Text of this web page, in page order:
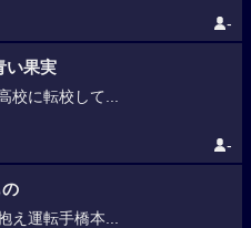
-
い果実
校に転校して...
-
え運転手橋本...